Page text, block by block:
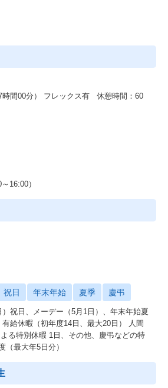
時間00分） フレックス有 休憩時間：60
16:00）
祝日 年末年始 夏季 慶弔
祝日、メーデー（5月1日）、年末年始夏
給休暇（初年度14日、最大20日） 人間
る特別休暇 1日、その他、慶弔などの特
（最大年5日分）